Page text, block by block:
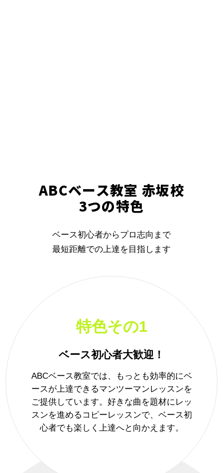
ABCベース教室 赤坂校
3つの特色
ベース初心者からプロ志向まで
最短距離での上達を目指します
特色その1
ベース初心者大歓迎！
ABCベース教室では、もっとも効率的にベ
ースが上達できるマンツーマンレッスンを
ご提供しています。好きな曲を題材にレッ
スンを進めるコピーレッスンで、ベース初
心者でも楽しく上達へと向かえます。